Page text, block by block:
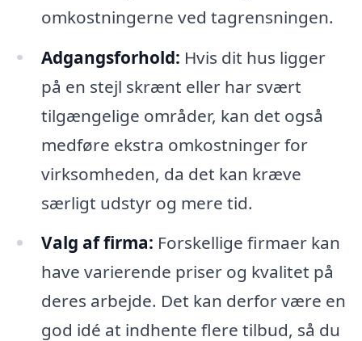
omkostningerne ved tagrensningen.
Adgangsforhold: Hvis dit hus ligger
på en stejl skrænt eller har svært
tilgængelige områder, kan det også
medføre ekstra omkostninger for
virksomheden, da det kan kræve
særligt udstyr og mere tid.
Valg af firma: Forskellige firmaer kan
have varierende priser og kvalitet på
deres arbejde. Det kan derfor være en
god idé at indhente flere tilbud, så du